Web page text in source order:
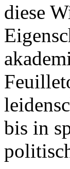
diese
bis in